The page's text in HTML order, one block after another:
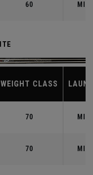
60 MID
WEIGHT CLASS
70 MID
70 MID